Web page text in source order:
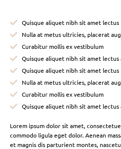
Quisque aliquet nibh sit amet lectus
Nulla at metus ultricies, placerat
Curabitur mollis ex vestibulum
Quisque aliquet nibh sit amet lectus
Quisque aliquet nibh sit amet lectus
Nulla at metus ultricies, placerat
Curabitur mollis ex vestibulum
Quisque aliquet nibh sit amet lectus
Lorem ipsum dolor sit amet,
commodo ligula eget dolor. Aenean
et magnis dis parturient montes,